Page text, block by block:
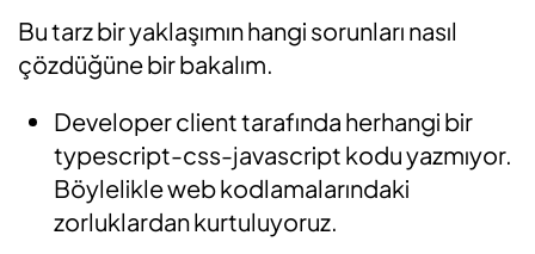
Bu tarz bir yaklaşımın hangi sorunları nasıl
çözdüğüne bir bakalım.
Developer client tarafında herhangi bir
typescript-css-javascript kodu yazmıyor.
Böylelikle web kodlamalarındaki
zorluklardan kurtuluyoruz.